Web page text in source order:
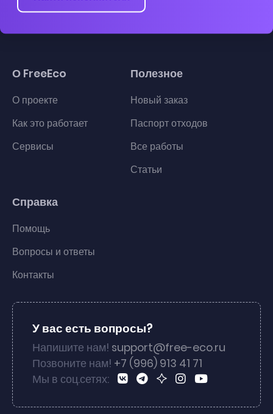
О FreeEco
О проекте
Как это работает
Сервисы
Полезное
Новый заказ
Паспорт отходов
Все работы
Статьи
Справка
Помощь
Вопросы и ответы
Контакты
У вас есть вопросы?
Напишите нам! support@free-eco.ru
Позвоните нам! +7 (996) 913 41 71
Мы в соц.сетях: